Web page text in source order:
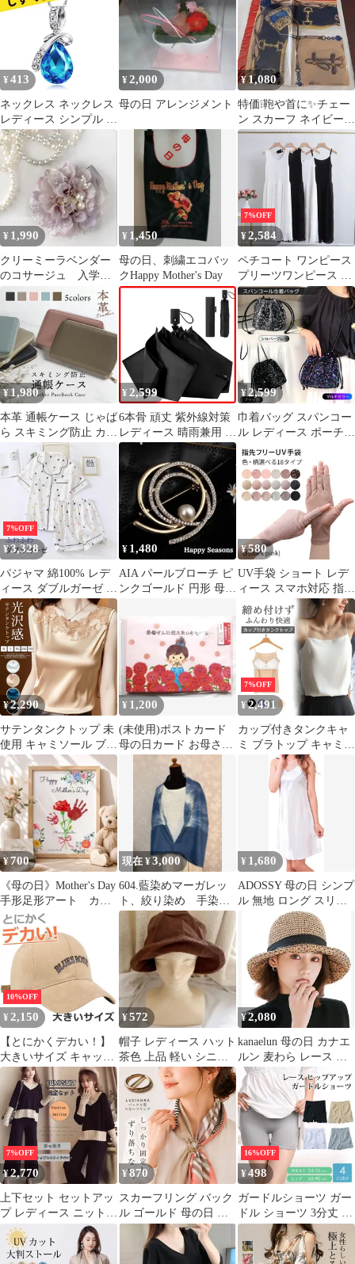
ャミソールワンピ タン
クトップワンピース 夏
レディース 母の日 ギフ
ト chenlei06
ブ ロング ストレッチ
指なし 日焼け防止 接触
冷感 無地 リボン 刺繍
レース ブラック ネイビ
ー 送料無料 ガーデニン
グ 母の日 日除け
¥ 413
ネックレス ネックレス
レディース シンプル ネ
ックレス レディース つ
けっぱなし ネックレス
彼女 プレゼント 水晶ペ
ンダントネックレス 誕
生日プレゼント 母の日
結婚式 普段使い 調整可
能
¥2,000
母の日 アレンジメント
¥1,080
特価❕鞄や首に✨️チェー
ン スカーフ ネイビー
プレゼント 母の日
¥ 1,990
クリーミーラベンダー
のコサージュ 入学
式 卒業式 成人式
発表会 結婚式 母の
日
¥ 1,450
母の日、刺繍エコバッ
クHappy Mother's Day
7%OFF
¥2,584
ペチコート ワンピース
プリーツワンピース イ
ンナーワンピース ペチ
ワンピース インナー キ
ャミソールワンピ タン
クトップワンピース 夏
レディース 母の日 ギフ
トchenlei06
¥1,980
本革 通帳ケース じゃば
ら スキミング防止 カー
ドケース ストラップ付
磁気防止 レディース カ
ードケース 通帳入れ レ
ザー メンズ パスポート
母子手帳 大容量 プレゼ
ント ギフト 2人 3人 双
子 敬老の日 母の日 出
産祝い 誕生祝い
¥ 2,599
6本骨 頑丈 紫外線対策
レディース 晴雨兼用 撥
水 メンズ 折り畳み傘
耐風 完全遮光 折畳傘
コンパクト uvカット ワ
ンタッチ自動開閉 母の
日 日傘 210g 父の日 軽
量 折りたたみ傘
¥2,599
巾着バッグ スパンコー
ル レディース ポーチ
巾着ショルダーバッグ
ハンドバッグ ミニトー
ト 斜めがけ 肩掛け首か
け 紐 フォーマル おし
ゃれ可愛いギフト無地
シルバーグレー 黒ブラ
ック 卒業式卒園式入学
式入園式 結婚式パーテ
ィー二次会母の日★3
7%OFF
¥3,328
パジャマ 綿100% レデ
ィース ダブルガーゼ ル
ームウェア 二重ガーゼ
可愛い 前開き ナイトウ
ェア 半袖＆短パン 上下
セット 部屋着 カジュア
ル 母の日 通気性
aiduo001
¥ 1,480
AIA パールブローチ ピ
ンクゴールド 円形 母の
¥580
UV手袋 ショート レデ
ィース スマホ対応 指な
し 携帯操作 滑り止め
メッシュ 蒸れない 涼し
い 通気性 スマホ操作
日焼け防止 紫外線対策
母の日 敬老の日 7042
¥2,290
サテンタンクトップ 未
使用 キャミソール ブラ
ウス タンクトップ サテ
ン インナー キャミ 薄
手 光沢感 ストレッチ
シルクタッチ おしゃれ
きれいめ エレガント セ
クシー フォーマル トッ
プス 母の日 プレゼント
ギフト 春夏 レディース
meizi19
¥ 1,200
(未使用)ポストカード
母の日カード お母さん
へ 300 JMD 8-3
7%OFF
¥ 2,491
カップ付きタンクキャ
ミ ブラトップ キャミソ
ール サテン 下着 イン
ナー サテンキャミソー
ル レディース ブラ不要
おしゃれ 光沢 立体カッ
プ シルクタッチ オフィ
ス セクシー 上品 フォ
ーマル 母の日のプレゼ
ントleai01
¥700
《母の日》Mother's Day
手形足形アート カー
ネーション 花プレゼ
ント
現在 ¥3,000
604.藍染めマーガレッ
ト、絞り染め 手染
め ボレロ 母の日プ
レゼント 一点物
¥ 1,680
ADOSSY 母の日 シンプ
ル 無地 ロング スリッ
プ キャミソール なめら
か ナイトウェア パジャ
マ 下着 インナー レデ
ィース 白( ホワイト,
M)
10%OFF
¥ 2,150
【とにかくデカい！】
大きいサイズ キャップ
大きめ 深い 深め ビッ
グサイズ BIG SIZE メ
ンズキャップ帽子 大き
い帽子 メンズ帽子 レデ
ィース 春 夏 春夏 プレ
ゼント ギフト 母の日
父の日 7987085 (SU-7
ベージュ)
¥572
帽子 レディース ハット
茶色 上品 軽い シニア
折りたたみ 母の日
¥2,080
kanaelun 母の日 カナエ
ルン 麦わら レース ド
ット 帽子 ハット レデ
ィース 無地 編み込み
マクラメ ベーシック フ
リーサイズ( ブラウン,
Free Size)
7%OFF
¥2,770
上下セット セットアッ
プ レディース ニット
トップス ワイドパンツ
パンツ ボトムス 可愛い
母の日 春夏 プレゼン
¥870
スカーフリング バック
ル ゴールド 母の日 ス
カーフ留め シンプル 大
判 スカーフ リング ス
トール クリップ ブロー
16%OFF
¥498
ガードルショーツ ガー
ドル ショーツ 3分丈 1
枚履き レース 補正下着
骨盤矯正 骨盤ケア ハイ
ウエスト 産後 リボン